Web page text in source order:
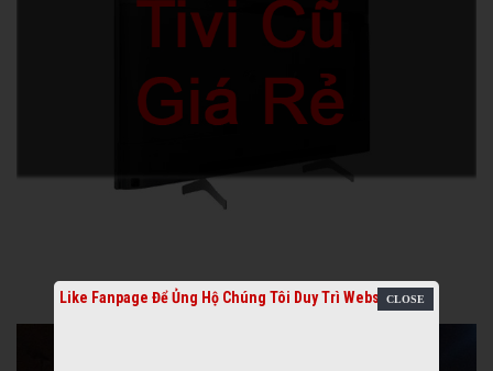
Like Fanpage Để Ủng Hộ Chúng Tôi Duy Trì Website